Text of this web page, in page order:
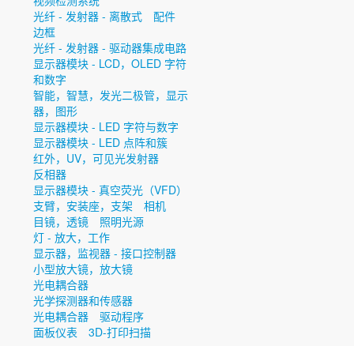
光纤 - 发射器 - 离散式
配件
边框
光纤 - 发射器 - 驱动器集成电路
显示器模块 - LCD，OLED 字符
和数字
智能，智慧，发光二极管，显示
器，图形
显示器模块 - LED 字符与数字
显示器模块 - LED 点阵和簇
红外，UV，可见光发射器
反相器
显示器模块 - 真空荧光（VFD）
支臂，安装座，支架
相机
目镜，透镜
照明光源
灯 - 放大，工作
显示器，监视器 - 接口控制器
小型放大镜，放大镜
光电耦合器
光学探测器和传感器
光电耦合器
驱动程序
面板仪表
3D-打印扫描